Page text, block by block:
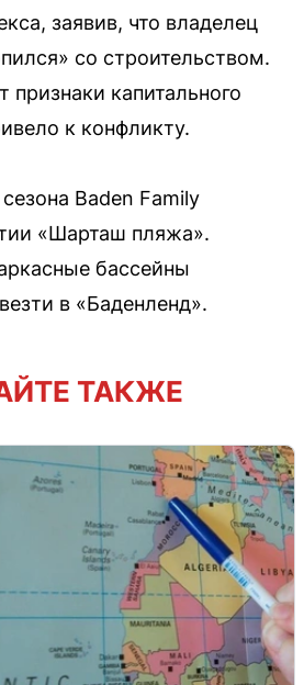
заявив, что владелец
со строительством.
признаки капитального
к конфликту.
Baden Family
«Шарташ пляжа».
бассейны
в «Баденленд».
ТАКЖЕ